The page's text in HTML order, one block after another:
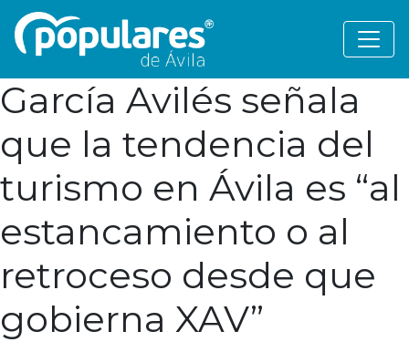
García Avilés señala
que la tendencia del
turismo en Ávila es “al
estancamiento o al
retroceso desde que
gobierna XAV”